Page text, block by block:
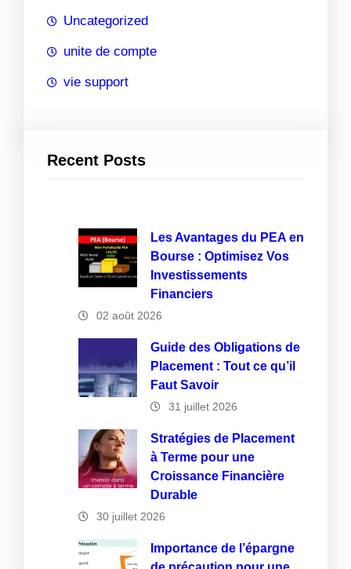
Uncategorized
unite de compte
vie support
Recent Posts
Les Avantages du PEA en
Bourse : Optimisez Vos
Investissements
Financiers
02 août 2026
Guide des Obligations de
Placement : Tout ce qu’il
Faut Savoir
31 juillet 2026
Stratégies de Placement
à Terme pour une
Croissance Financière
Durable
30 juillet 2026
Importance de l’épargne